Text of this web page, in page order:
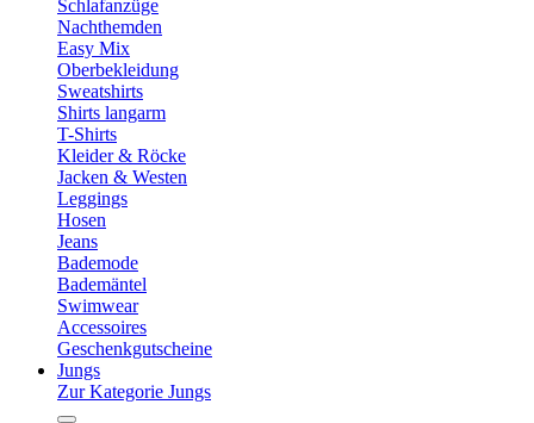
Schlafanzüge
Nachthemden
Easy Mix
Oberbekleidung
Sweatshirts
Shirts langarm
T-Shirts
Kleider & Röcke
Jacken & Westen
Leggings
Hosen
Jeans
Bademode
Bademäntel
Swimwear
Accessoires
Geschenkgutscheine
Jungs
Zur Kategorie Jungs